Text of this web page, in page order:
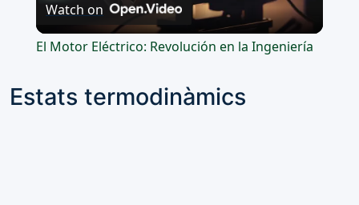
Video
Watch on
El Motor Eléctrico: Revolución en la Ingeniería
Estats termodinàmics